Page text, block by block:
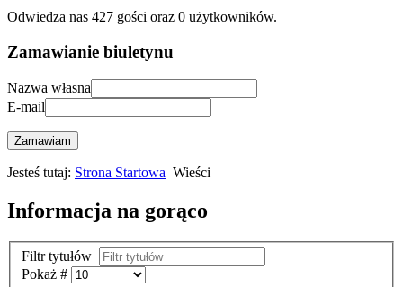
Odwiedza nas 427 gości oraz 0 użytkowników.
Zamawianie biuletynu
Nazwa własna
E-mail
Zamawiam
Jesteś tutaj: Strona Startowa Wieści
Informacja na gorąco
Filtr tytułów
Pokaż #